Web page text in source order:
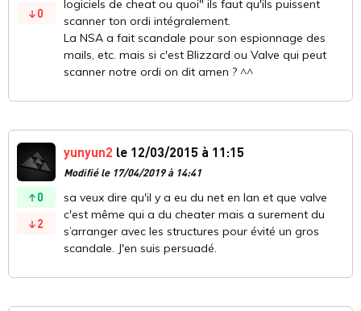
0
logiciels de cheat ou quoi" ils faut qu'ils puissent
scanner ton ordi intégralement.
La NSA a fait scandale pour son espionnage des
mails, etc. mais si c'est Blizzard ou Valve qui peut
scanner notre ordi on dit amen ? ^^
0
2
yunyun2 le 12/03/2015 à 11:15
Modifié le 17/04/2019 à 14:41
sa veux dire qu'il y a eu du net en lan et que valve
c'est même qui a du cheater mais a surement du
s’arranger avec les structures pour évité un gros
scandale. J'en suis persuadé.